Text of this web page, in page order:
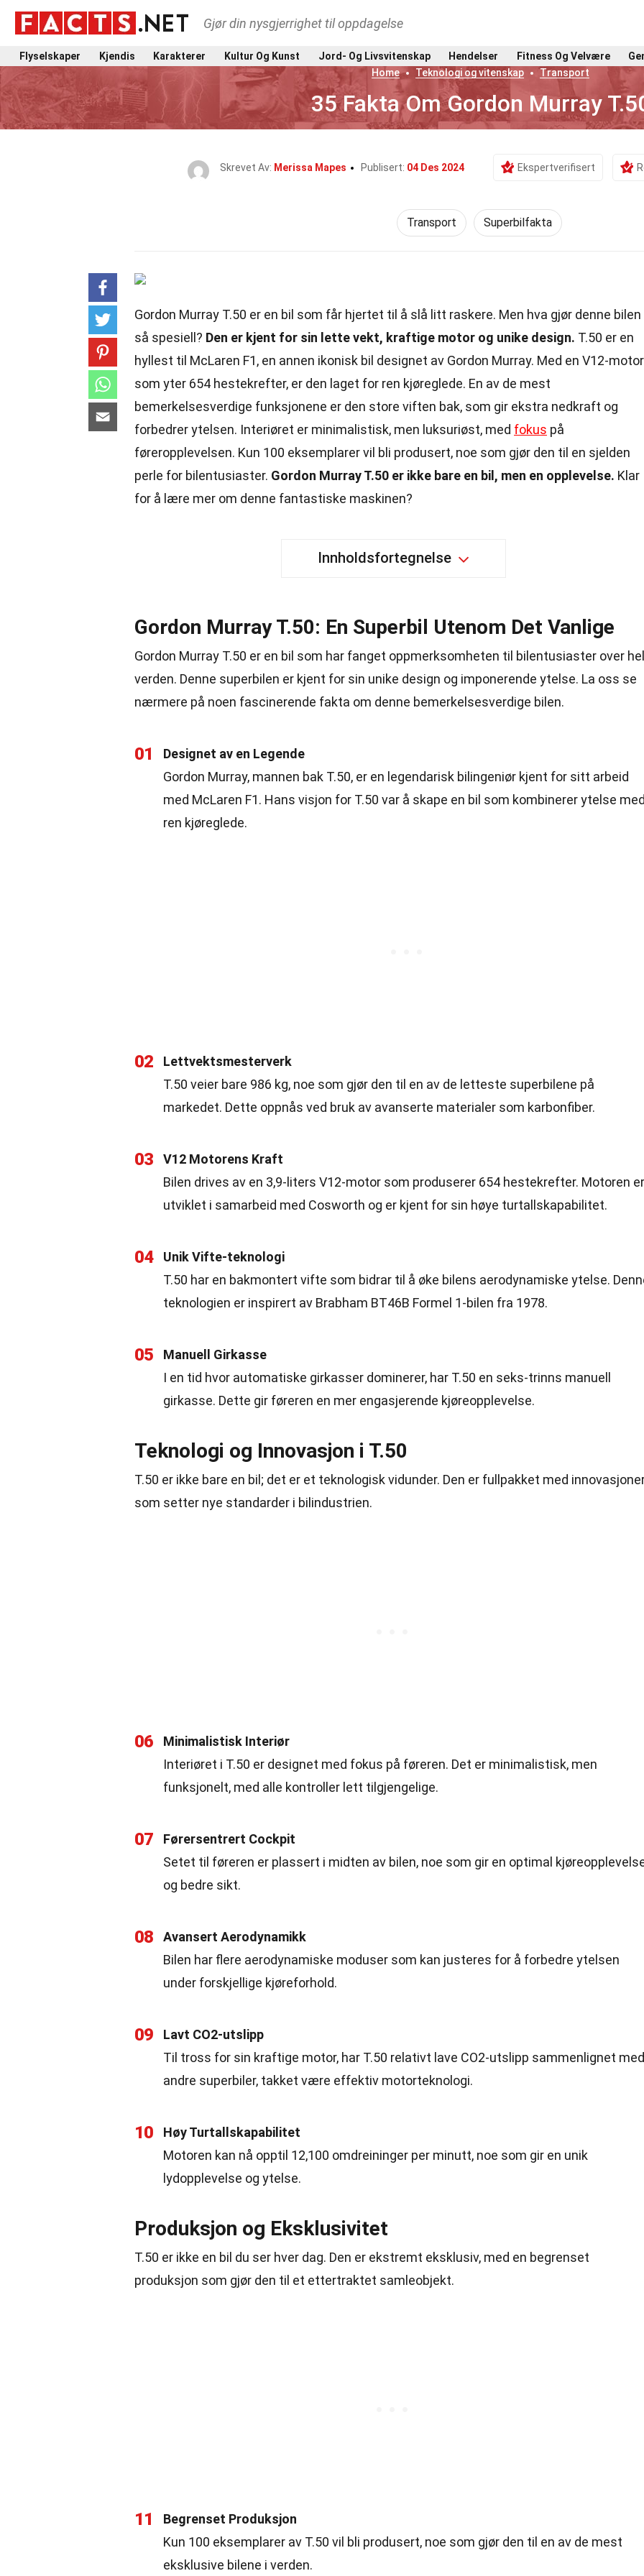
Gjør din nysgjerrighet til oppdagelse
Flyselskaper Kjendis Karakterer Kultur Og Kunst Jord- Og Livsvitenskap Hendelser Fitness Og Velvære
Home
Teknologi og vitenskap Transport
35 Fakta Om Gordon Murray
Skrevet Av: Merissa Mapes Publisert: 04 Des 2024 Ekspertverifisert
Transport Superbilfakta
Gordon Murray T.50 er en bil som får hjertet til å slå litt raskere. Men hva gjør denne bilen
så spesiell? Den er kjent for sin lette vekt, kraftige motor og unike design. T.50 er en
hyllest til McLaren F1, en annen ikonisk bil designet av Gordon Murray. Med en V12-motor
som yter 654 hestekrefter, er den laget for ren kjøreglede. En av de mest
bemerkelsesverdige funksjonene er den store viften bak, som gir ekstra nedkraft og
forbedrer ytelsen. Interiøret er minimalistisk, men luksuriøst, med fokus på
føreropplevelsen. Kun 100 eksemplarer vil bli produsert, noe som gjør den til en sjelden
perle for bilentusiaster. Gordon Murray T.50 er ikke bare en bil, men en opplevelse. Klar
for å lære mer om denne fantastiske maskinen?
Innholdsfortegnelse
Gordon Murray T.50: En Superbil Utenom Det Vanlige
Gordon Murray T.50 er en bil som har fanget oppmerksomheten til bilentusiaster over
verden. Denne superbilen er kjent for sin unike design og imponerende ytelse. La oss se
nærmere på noen fascinerende fakta om denne bemerkelsesverdige bilen.
01
Designet av en Legende
Gordon Murray, mannen bak T.50, er en legendarisk bilingeniør kjent for sitt arbeid
med McLaren F1. Hans visjon for T.50 var å skape en bil som kombinerer ytelse
ren kjøreglede.
02
Lettvektsmesterverk
T.50 veier bare 986 kg, noe som gjør den til en av de letteste superbilene på
markedet. Dette oppnås ved bruk av avanserte materialer som karbonfiber.
03
V12 Motorens Kraft
Bilen drives av en 3,9-liters V12-motor som produserer 654 hestekrefter. Motoren er
utviklet i samarbeid med Cosworth og er kjent for sin høye turtallskapabilitet.
04
Unik Vifte-teknologi
T.50 har en bakmontert vifte som bidrar til å øke bilens aerodynamiske ytelse.
teknologien er inspirert av Brabham BT46B Formel 1-bilen fra 1978.
05
Manuell Girkasse
I en tid hvor automatiske girkasser dominerer, har T.50 en seks-trinns manuell
girkasse. Dette gir føreren en mer engasjerende kjøreopplevelse.
Teknologi og Innovasjon i T.50
T.50 er ikke bare en bil; det er et teknologisk vidunder. Den er fullpakket med
som setter nye standarder i bilindustrien.
06
Minimalistisk Interiør
Interiøret i T.50 er designet med fokus på føreren. Det er minimalistisk, men
funksjonelt, med alle kontroller lett tilgjengelige.
07
Førersentrert Cockpit
Setet til føreren er plassert i midten av bilen, noe som gir en optimal
og bedre sikt.
08
Avansert Aerodynamikk
Bilen har flere aerodynamiske moduser som kan justeres for å forbedre ytelsen
under forskjellige kjøreforhold.
09
Lavt CO2-utslipp
Til tross for sin kraftige motor, har T.50 relativt lave CO2-utslipp sammenlignet med
andre superbiler, takket være effektiv motorteknologi.
10
Høy Turtallskapabilitet
Motoren kan nå opptil 12,100 omdreininger per minutt, noe som gir en unik
lydopplevelse og ytelse.
Produksjon og Eksklusivitet
T.50 er ikke en bil du ser hver dag. Den er ekstremt eksklusiv, med en begrenset
produksjon som gjør den til et ettertraktet samleobjekt.
11
Begrenset Produksjon
Kun 100 eksemplarer av T.50 vil bli produsert, noe som gjør den til en av de mest
eksklusive bilene i verden.